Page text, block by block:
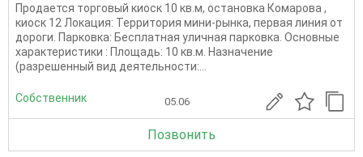
Продается торговый киоск 10 кв.м, остановка Комарова ,
киоск 12 Локация: Территория мини-рынка, первая линия от
дороги. Парковка: Бесплатная уличная парковка. Основные
характеристики : Площадь: 10 кв.м. Назначение
(разрешенный вид деятельности:...
Собственник 05.06
Позвонить